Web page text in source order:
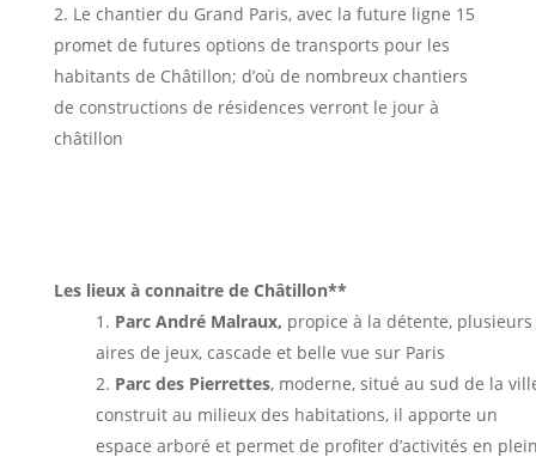
Le chantier du Grand Paris, avec la future ligne 15
promet de futures options de transports pour les
habitants de Châtillon; d’où de nombreux chantiers
de constructions de résidences verront le jour à
châtillon
Les lieux à connaitre de Châtillon**
Parc André Malraux, propice à la détente, plusieurs
aires de jeux, cascade et belle vue sur Paris
Parc des Pierrettes, moderne, situé au sud de la
construit au milieux des habitations, il apporte un
espace arboré et permet de profiter d’activités en